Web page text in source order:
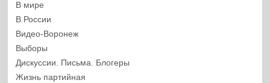
В мире
В России
Видео-Воронеж
Выборы
Дискуссии. Письма. Блогеры
Жизнь партийная